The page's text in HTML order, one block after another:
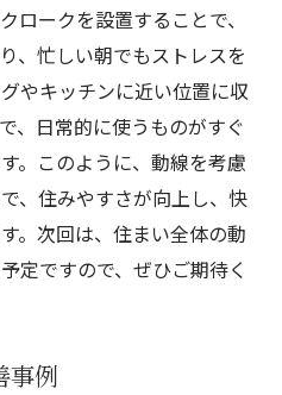
ロークを設置することで、
、忙しい朝でもストレスを
やキッチンに近い位置に収
、日常的に使うものがすぐ
。このように、動線を考慮
、住みやすさが向上し、快
。次回は、住まい全体の動
定ですので、ぜひご期待く
事例